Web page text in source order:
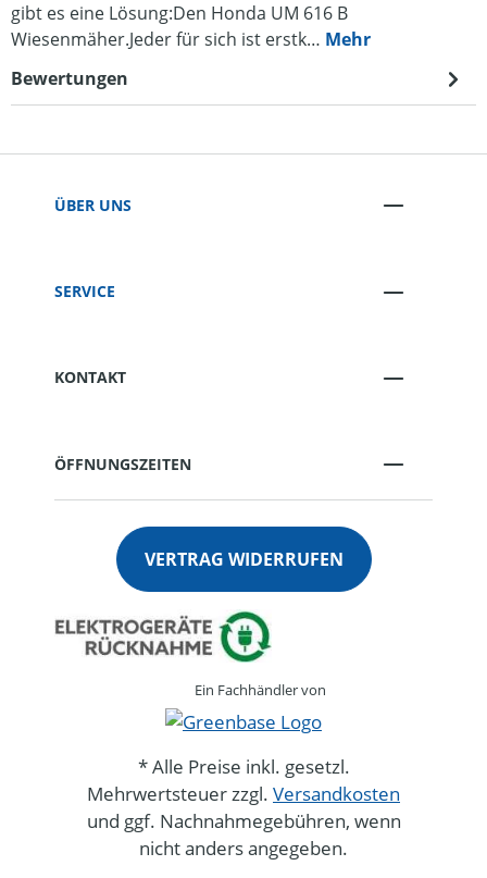
gibt es eine Lösung:Den Honda UM 616 B
Wiesenmäher.Jeder für sich ist erstk… Mehr
Bewertungen
ÜBER UNS
SERVICE
KONTAKT
ÖFFNUNGSZEITEN
VERTRAG WIDERRUFEN
Ein Fachhändler von
* Alle Preise inkl. gesetzl.
Mehrwertsteuer zzgl. Versandkosten
und ggf. Nachnahmegebühren, wenn
nicht anders angegeben.